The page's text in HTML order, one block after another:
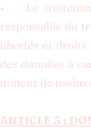
• Le
responsable du
libertés et droits
des données à
mineur de moins
ARTICLE 3 :